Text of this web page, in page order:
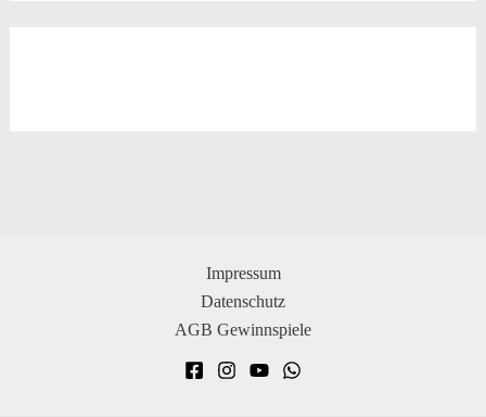
Impressum
Datenschutz
AGB Gewinnspiele